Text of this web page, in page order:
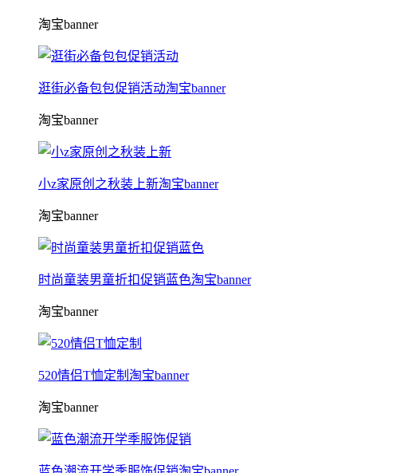
淘宝banner
逛街必备包包促销活动淘宝banner
淘宝banner
小z家原创之秋装上新淘宝banner
淘宝banner
时尚童装男童折扣促销蓝色淘宝banner
淘宝banner
520情侣T恤定制淘宝banner
淘宝banner